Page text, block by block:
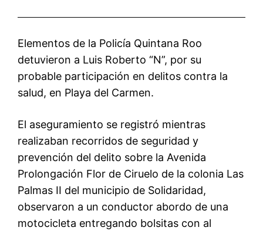
Elementos de la Policía Quintana Roo
detuvieron a Luis Roberto “N”, por su
probable participación en delitos contra la
salud, en Playa del Carmen.
El aseguramiento se registró mientras
realizaban recorridos de seguridad y
prevención del delito sobre la Avenida
Prolongación Flor de Ciruelo de la colonia Las
Palmas II del municipio de Solidaridad,
observaron a un conductor abordo de una
motocicleta entregando bolsitas con al